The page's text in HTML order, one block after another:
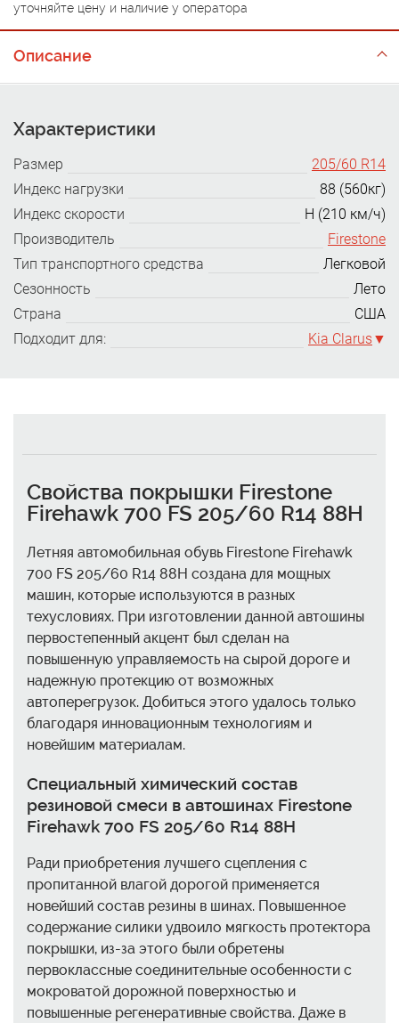
уточняйте цену и наличие у оператора
Описание
Характеристики
Размер
205/60 R14
Индекс нагрузки
88 (560кг)
Индекс скорости
H (210 км/ч)
Производитель
Firestone
Тип транспортного средства
Легковой
Сезонность
Лето
Страна
США
Подходит для:
Kia Clarus
Свойства покрышки Firestone
Firehawk 700 FS 205/60 R14 88H
Летняя автомобильная обувь Firestone Firehawk
700 FS 205/60 R14 88H создана для мощных
машин, которые используются в разных
техусловиях. При изготовлении данной автошины
первостепенный акцент был сделан на
повышенную управляемость на сырой дороге и
надежную протекцию от возможных
автоперегрузок. Добиться этого удалось только
благодаря инновационным технологиям и
новейшим материалам.
Специальный химический состав
резиновой смеси в автошинах Firestone
Firehawk 700 FS 205/60 R14 88H
Ради приобретения лучшего сцепления с
пропитанной влагой дорогой применяется
новейший состав резины в шинах. Повышенное
содержание силики удвоило мягкость протектора
покрышки, из-за этого были обретены
первоклассные соединительные особенности с
мокроватой дорожной поверхностью и
повышенные регенеративные свойства. Даже в